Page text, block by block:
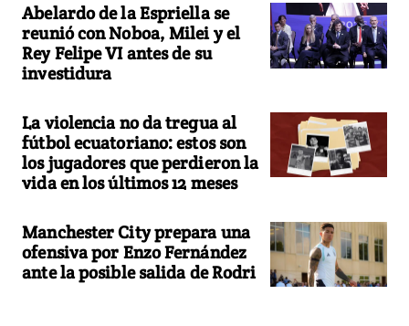
Abelardo de la Espriella se
reunió con Noboa, Milei y el
Rey Felipe VI antes de su
investidura
La violencia no da tregua al
fútbol ecuatoriano: estos son
los jugadores que perdieron la
vida en los últimos 12 meses
Manchester City prepara una
ofensiva por Enzo Fernández
ante la posible salida de Rodri